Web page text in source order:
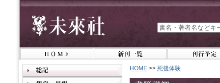
HOME >> 死後体験